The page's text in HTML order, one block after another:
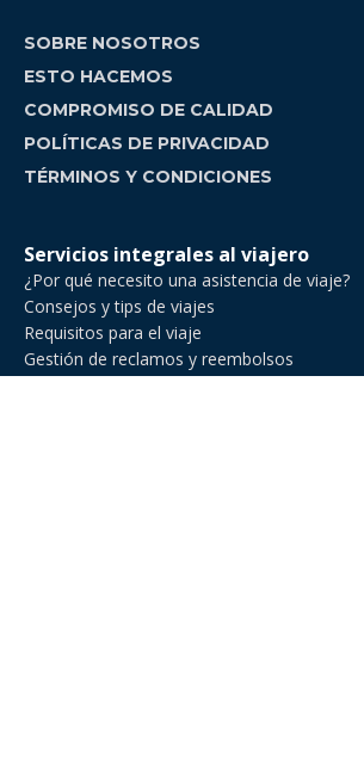
SOBRE NOSOTROS
ESTO HACEMOS
COMPROMISO DE CALIDAD
POLÍTICAS DE PRIVACIDAD
TÉRMINOS Y CONDICIONES
Servicios integrales al viajero
¿Por qué necesito una asistencia de viaje?
Consejos y tips de viajes
Requisitos para el viaje
Gestión de reclamos y reembolsos